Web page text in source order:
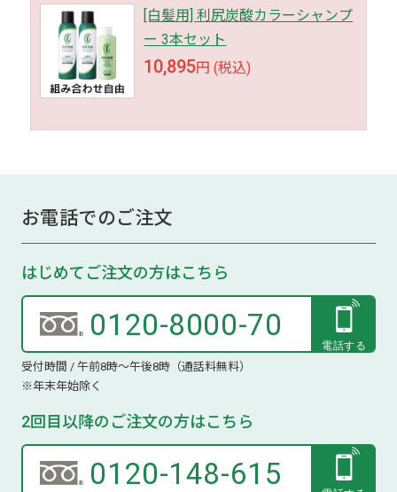
[白髪用] 利尻炭酸カラーシャンプ
ー 3本セット
10,895円 (税込)
お電話でのご注文
はじめてご注文の方はこちら
0120-8000-70
受付時間 / 午前8時～午後8時（通話料無料）
※年末年始除く
2回目以降のご注文の方はこちら
0120-148-615